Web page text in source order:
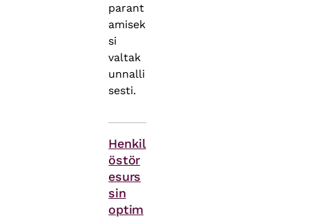
parant
amisek
si
valtak
unnalli
sesti.
Henkil
östör
esurs
sin
optim